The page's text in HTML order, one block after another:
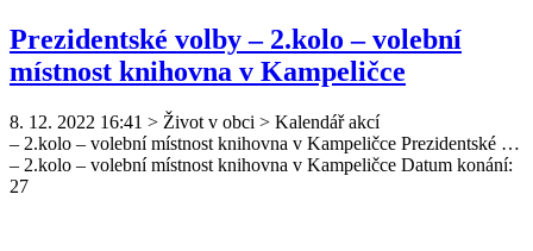
Prezidentské volby – 2.kolo – volební
místnost knihovna v Kampeličce
8. 12. 2022 16:41 > Život v obci > Kalendář akcí
– 2.kolo – volební místnost knihovna v Kampeličce Prezidentské …
– 2.kolo – volební místnost knihovna v Kampeličce Datum konání:
27